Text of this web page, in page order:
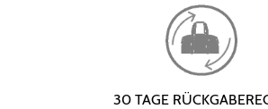
30 TAGE